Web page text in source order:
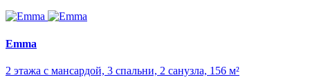
Emma
2 этажа с мансардой, 3 спальни, 2 санузла, 156 м²